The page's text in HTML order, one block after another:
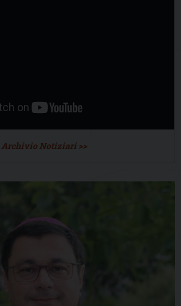
Archivio Notiziari >>